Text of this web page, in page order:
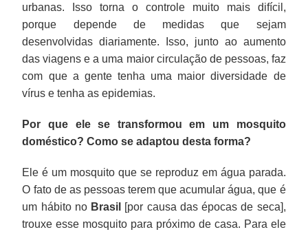
urbanas. Isso torna o controle muito mais difícil,
porque depende de medidas que sejam
desenvolvidas diariamente. Isso, junto ao aumento
das viagens e a uma maior circulação de pessoas, faz
com que a gente tenha uma maior diversidade de
vírus e tenha as epidemias.
Por que ele se transformou em um mosquito
doméstico? Como se adaptou desta forma?
Ele é um mosquito que se reproduz em água parada.
O fato de as pessoas terem que acumular água, que é
um hábito no Brasil
[por causa das épocas de seca],
trouxe esse mosquito para próximo de casa. Para ele